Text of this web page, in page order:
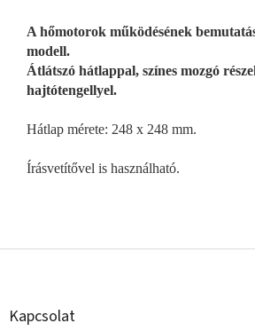
A hőmotorok működésének
modell.
Átlátszó hátlappal, színes mozgó
hajtótengellyel.
Hátlap mérete: 248 x 248 mm.
Írásvetítővel is használható.
L
Kapcsolat